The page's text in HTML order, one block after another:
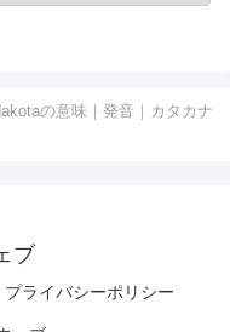
の意味｜発音｜カタカナ
ブ
プライバシーポリシー